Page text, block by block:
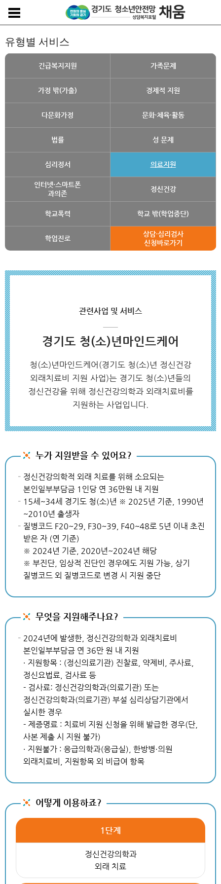
유형별 서비스
긴급복지지원 가족문제
가정 밖(가출) 경제적 지원
다문화가정 문화·체육·활동
법률 성 문제
심리정서 의료지원
인터넷·스마트폰
과의존
정신건강
학교폭력 학교 밖(학업중단)
학업진로
상담·심리검사
신청바로가기
관련사업 및 서비스
경기도 청(소)년마인드케어
청(소)년마인드케어(경기도 청(소)년 정신건강
외래치료비 지원 사업)는 경기도 청(소)년들의
정신건강을 위해 정신건강의학과 외래치료비를
지원하는 사업입니다.
누가 지원받을 수 있어요?
정신건강의학적 외래 치료를 위해 소요되는
본인일부부담금 1인당 연 36만원 내 지원
15세~34세 경기도 청(소)년 ※ 2025년 기준, 1990년
~2010년 출생자
질병코드 F20~29, F30~39, F40~48로 5년 이내 초진
받은 자 (연 기준)
※ 2024년 기준, 2020년~2024년 해당
※ 부진단, 임상적 진단인 경우에도 지원 가능, 상기
질병코드 외 질병코드로 변경 시 지원 중단
무엇을 지원해주나요?
2024년에 발생한, 정신건강의학과 외래치료비
본인일부부담금 연 36만 원 내 지원
· 지원항목 : (정신의료기관) 진찰료, 약제비, 주사료,
정신요법료, 검사료 등
- 검사료: 정신건강의학과(의료기관) 또는
정신건강의학과(의료기관) 부설 심리상담기관에서
실시한 경우
- 제증명료 : 치료비 지원 신청을 위해 발급한 경우(단,
사본 제출 시 지원 불가)
· 지원불가 : 응급의학과(응급실), 한방병·의원
외래치료비, 지원항목 외 비급여 항목
어떻게 이용하죠?
1단계
정신건강의학과
외래 치료